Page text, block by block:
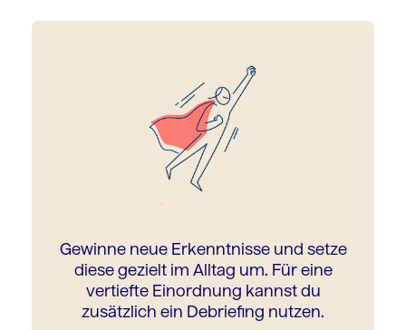
Gewinne neue Erkenntnisse und setze
diese gezielt im Alltag um. Für eine
vertiefte Einordnung kannst du
zusätzlich ein Debriefing nutzen.